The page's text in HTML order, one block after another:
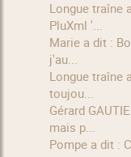
longue traîne a dit : si vous allez sur le forum de '
PluXml '...
Marie a dit : Bonjour, Le sujet est ancien, mais
j'au...
longue traîne a dit : merci :) connue, mais elle fait
toujou...
Gérard GAUTIER a dit : « Il pleut parfois en Bretagne
mais p...
Pompe a dit : Ces solutions médicamenteuses